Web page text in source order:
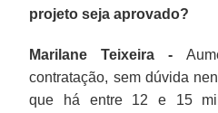
projeto seja aprovado?
Marilane Teixeira -
contratação, sem dúvida
que há entre 12 e 15